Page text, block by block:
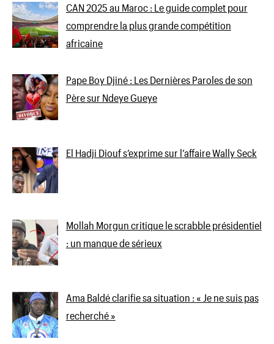
CAN 2025 au Maroc : Le guide complet pour
comprendre la plus grande compétition
africaine
Pape Boy Djiné : Les Dernières Paroles de son
Père sur Ndeye Gueye
El Hadji Diouf s’exprime sur l’affaire Wally Seck
Mollah Morgun critique le scrabble présidentiel
: un manque de sérieux
Ama Baldé clarifie sa situation : « Je ne suis pas
recherché »